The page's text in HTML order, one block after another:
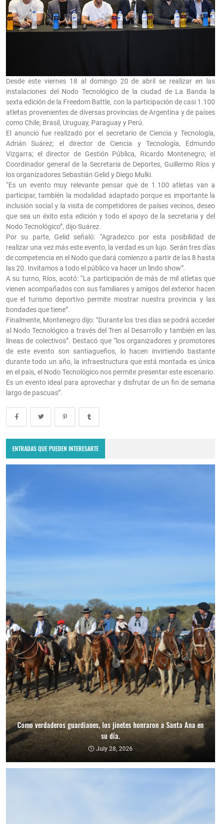
Desde este viernes 18 al domingo 20 de abril se realizar en las
instalaciones del Nodo Tecnológico de la ciudad de La Banda la
sexta edición de la Freedom Battle, con la participación de casi 1.100
atletas provenientes de diversas provincias de Argentina y de países
como Chile, Brasil, Uruguay, Paraguay y Perú.
El anuncio fue realizado por el secretario de Ciencia y Tecnología,
Adrián Suárez; el director de Ciencia y Tecnología, Edmundo
Vizgarra; el director de Gestión Pública, Ricardo Montenegro; el
Coordinador general de la Secretaria de Deportes, Guillermo Ríos y
los organizadores Sebastián Gelid y Diego Mulki.
“Es un evento muy relevante pensar que de 1.100 atletas van a
participar, también la modalidad adaptado porque es importante la
inclusión social y la visita de competidores de países vecinos, deseo
que sea un éxito esta edición y todo el apoyo de la secretaria y del
Nodo Tecnológico”, dijo Suárez.
Por su parte, Gelid señaló: “Agradezco por esta posibilidad de
realizar una vez más este evento, la verdad es un lujo. Serán tres días
de competencia en el Nodo que dará comienzo a partir de las 8 hasta
las 20. Invitamos a todo el público va hacer un lindo show”.
A su turno, Ríos, acotó: “La participación de más de mil atletas que
vienen acompañados con sus familiares y amigos del exterior hacen
que el turismo deportivo permite mostrar nuestra provincia y las
bondades que tiene”.
Finalmente, Montenegro dijo: “Durante los tres días se podrá acceder
al Nodo Tecnológico a través del Tren al Desarrollo y también en las
líneas de colectivos”. Destacó que “los organizadores y promotores
de este evento son santiagueños, lo hacen invirtiendo bastante
durante todo un año, la infraestructura que está montada es única
en el país, el Nodo Tecnológico nos permite presentar este escenario.
Es un evento ideal para aprovechar y disfrutar de un fin de semana
largo de pascuas”.
ENTRADAS QUE PUEDEN INTERESARTE
Como verdaderos guardianes, los jinetes honraron a Santa Ana en
su día.
July 28, 2026